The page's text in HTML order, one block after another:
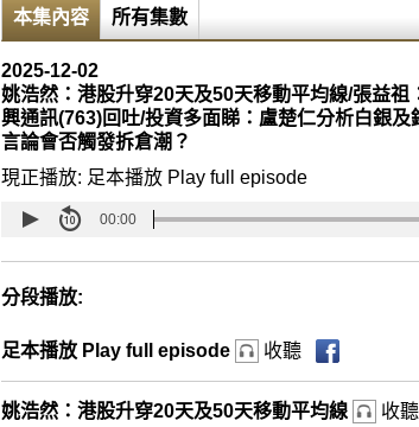
本集內容 所有集數
2025-12-02
姚浩然：港股升穿20天及50天移動平均線/張益
興通訊(763)回吐/投資多面睇：盧楚仁分析白銀
言論會否觸發拆倉潮？
現正播放: 足本播放 Play full episode
00:00
分段播放:
足本播放 Play full episode 收聽
姚浩然：港股升穿20天及50天移動平均線 收聽